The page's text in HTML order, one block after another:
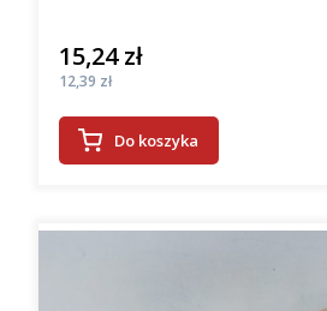
Cena
15,24 zł
Cena
12,39 zł
Do koszyka